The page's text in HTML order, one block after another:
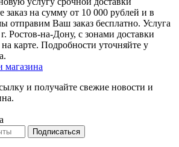
на сумму от 10 000 рублей и в
отправим Ваш заказ бесплатно. Услуга
Ростов-на-Дону, с зонами доставки
карте. Подробности уточняйте у
магазина
и получайте свежие новости и